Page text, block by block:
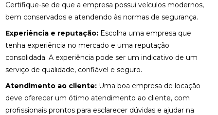
Certifique-se de que a empresa possui veículos modernos,
bem conservados e atendendo às normas de segurança.
Experiência e reputação: Escolha uma empresa que
tenha experiência no mercado e uma reputação
consolidada. A experiência pode ser um indicativo de um
serviço de qualidade, confiável e seguro.
Atendimento ao cliente: Uma boa empresa de locação
deve oferecer um ótimo atendimento ao cliente, com
profissionais prontos para esclarecer dúvidas e ajudar na